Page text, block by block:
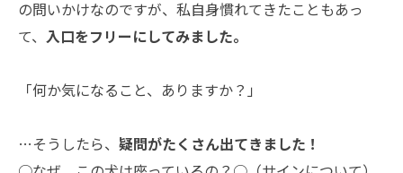
の問いかけなのですが、私自身慣れてきたこともあっ
て、 入口をフリーにしてみました。
「何か気になること、ありますか？」
…そうしたら、 疑問がたくさん出てきました！